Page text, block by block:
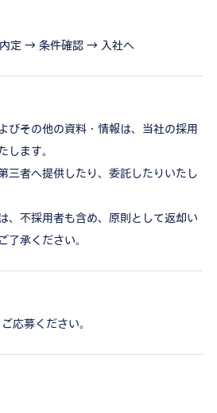
定 → 条件確認 → 入社へ
びその他の資料・情報は、当社の採用
します。
三者へ提供したり、委託したりいたし
、不採用者も含め、原則として返却い
了承ください。
応募ください。